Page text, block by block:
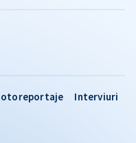
Interviuri